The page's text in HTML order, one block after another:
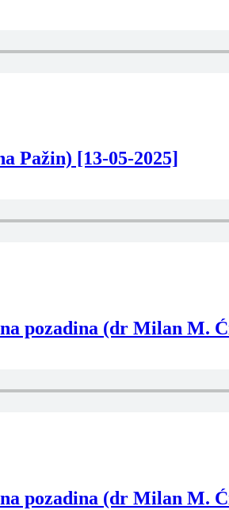
Pažin) [13-05-2025]
pozadina (dr Milan M.
pozadina (dr Milan M.